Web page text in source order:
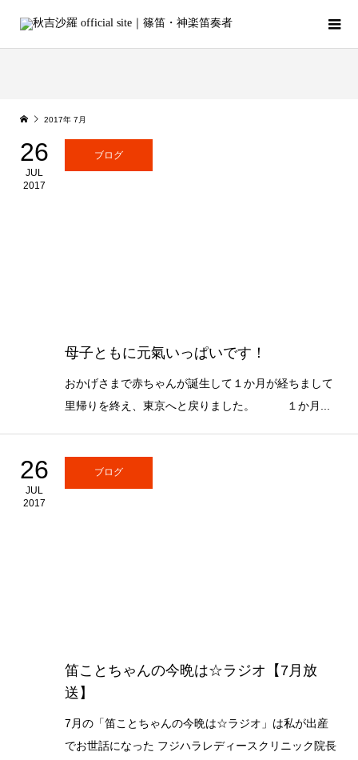
2017年 7月
26
JUL
2017
ブログ
母子ともに元氣いっぱいです！
おかげさまで赤ちゃんが誕生して１か月が経ちまして
里帰りを終え、東京へと戻りました。 １か月...
26
JUL
2017
ブログ
笛ことちゃんの今晩は☆ラジオ【7月放
送】
7月の「笛ことちゃんの今晩は☆ラジオ」は私が出産
でお世話になった フジハラレディースクリニック院長